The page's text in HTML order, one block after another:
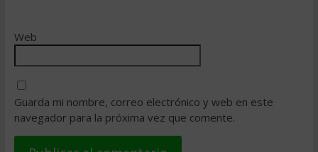
Web
Guarda mi nombre, correo electrónico y web en este
navegador para la próxima vez que comente.